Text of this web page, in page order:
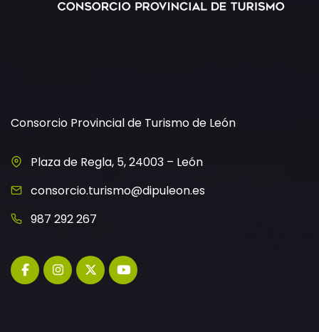
Consorcio Provincial de Turismo de León
Plaza de Regla, 5, 24003 – León
consorcio.turismo@dipuleon.es
987 292 267